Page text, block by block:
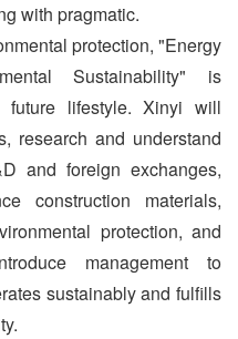
with pragmatic.
protection, "Energy
Sustainability" is
future lifestyle. Xinyi will
research and understand
and foreign exchanges,
construction materials,
protection, and
management to
sustainably and fulfills